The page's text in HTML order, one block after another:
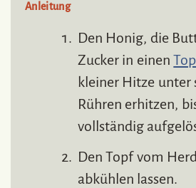
Anleitung
Den Honig, die
Zucker in einen
kleiner Hitze unter
Rühren erhitzen,
vollständig
Den Topf vom
abkühlen lassen.